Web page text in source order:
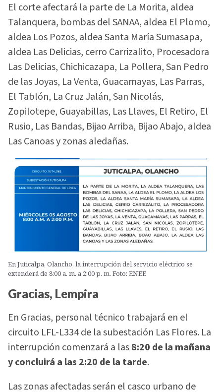
El corte afectará la parte de La Morita, aldea
Talanquera, bombas del SANAA, aldea El Plomo,
aldea Los Pozos, aldea Santa María Sumasapa,
aldea Las Delicias, cerro Carrizalito, Procesadora
Las Delicias, Chichicazapa, La Pollera, San Pedro
de las Joyas, La Venta, Guacamayas, Las Parras,
El Tablón, La Cruz Jalán, San Nicolás,
Zopilotepe, Guayabillas, Las Llaves, El Retiro, El
Rusio, Las Bandas, Bijao Arriba, Bijao Abajo, aldea
Las Canoas y zonas aledañas.
En Juticalpa, Olancho, la interrupción del servicio eléctrico se
extenderá de 8:00 a. m. a 2:00 p. m. Foto: ENEE
Gracias, Lempira
En Gracias, personal técnico trabajará en el
circuito LFL-L334 de la subestación Las Flores. La
interrupción comenzará a las8:20 de la mañana
y concluirá a las 2:20 de la tarde.
Las zonas afectadas serán el casco urbano de